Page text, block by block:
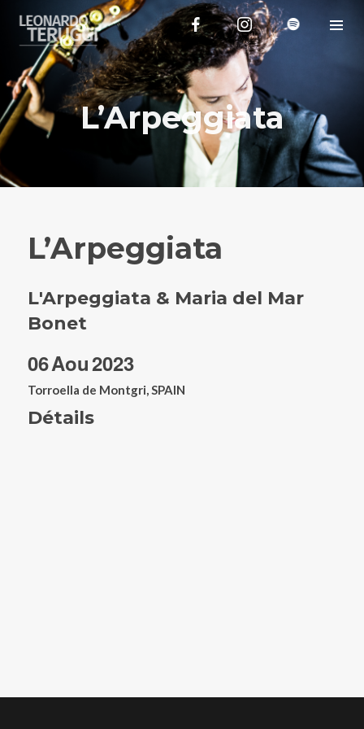
L’Arpeggiata
L’Arpeggiata
L'Arpeggiata & Maria del Mar
Bonet
06Aou2023
Torroella de Montgri, SPAIN
Détails